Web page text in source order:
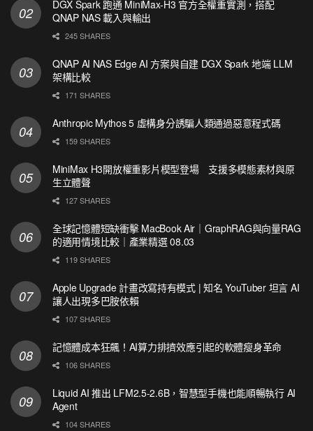
DGX Spark 跑通 MiniMax-H3 官方全權重實測，搭配
QNAP NAS 載入與輸出
245 SHARES
QNAP AI NAS Edge AI 方案與自建 DGX Spark 地端 LLM
架構比較
171 SHARES
Anthropic Mythos 5 虛構身分誘騙人類通過惡意程式碼
159 SHARES
MiniMax H3開放權重影片模型登場 支援多模態素材與原
生立體聲
127 SHARES
全球記憶體短缺衝擊 MacBook Air｜GraphRAG與向量RAG
的適用情境比較｜產業精選 08.03
119 SHARES
Apple Upgrade 計畫改寫持有模式 | 知名 YouTuber 坦言 AI
讓人出現多巴胺依賴
107 SHARES
記憶體成本狂飆！AI算力排擠效應引起的軟體瘦身革命
106 SHARES
Liquid AI 推出 LFM2.5-2.6B，智慧型手機也能順暢執行 AI
Agent
104 SHARES